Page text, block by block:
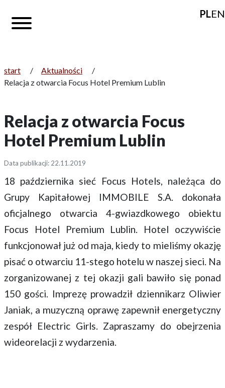
PLEN
start / Aktualności
/
Relacja z otwarcia Focus Hotel Premium Lublin
Relacja z otwarcia Focus
Hotel Premium Lublin
Data publikacji: 22.11.2019
18 października sieć Focus Hotels, należąca do
Grupy Kapitałowej IMMOBILE S.A. dokonała
oficjalnego otwarcia 4-gwiazdkowego obiektu
Focus Hotel Premium Lublin. Hotel oczywiście
funkcjonował już od maja, kiedy to mieliśmy okazję
pisać o otwarciu 11-stego hotelu w naszej sieci. Na
zorganizowanej z tej okazji gali bawiło się ponad
150 gości. Imprezę prowadził dziennikarz Oliwier
Janiak, a muzyczną oprawę zapewnił energetyczny
zespół Electric Girls. Zapraszamy do obejrzenia
wideorelacji z wydarzenia.